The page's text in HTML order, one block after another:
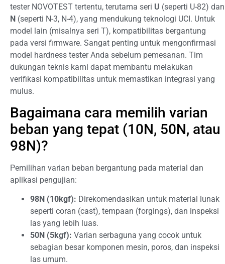
tester NOVOTEST tertentu, terutama seri U (seperti U-82) dan
N (seperti N-3, N-4), yang mendukung teknologi UCI. Untuk
model lain (misalnya seri T), kompatibilitas bergantung
pada versi firmware. Sangat penting untuk mengonfirmasi
model hardness tester Anda sebelum pemesanan. Tim
dukungan teknis kami dapat membantu melakukan
verifikasi kompatibilitas untuk memastikan integrasi yang
mulus.
Bagaimana cara memilih varian
beban yang tepat (10N, 50N, atau
98N)?
Pemilihan varian beban bergantung pada material dan
aplikasi pengujian:
98N (10kgf): Direkomendasikan untuk material lunak
seperti coran (cast), tempaan (forgings), dan inspeksi
las yang lebih luas.
50N (5kgf): Varian serbaguna yang cocok untuk
sebagian besar komponen mesin, poros, dan inspeksi
las umum.